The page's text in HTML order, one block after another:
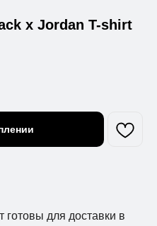
x Jordan T-shirt
готовы для доставки в